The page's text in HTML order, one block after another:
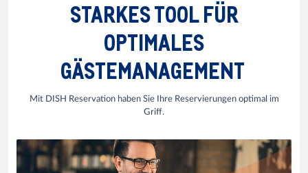
STARKES TOOL FÜR
OPTIMALES
GÄSTEMANAGEMENT
Mit DISH Reservation haben Sie Ihre Reservierungen optimal im
Griff.